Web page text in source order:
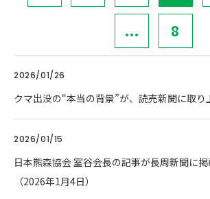
... 8
2026/01/26
クマ出没の“本当の背景”が、読売新聞に取り
2026/01/15
日本熊森協会 室谷会長の記事が長周新聞に
（2026年1月4日）